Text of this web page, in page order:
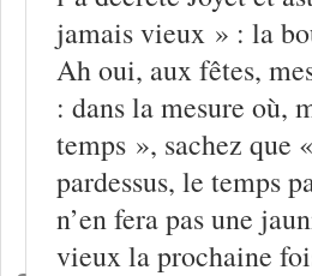
jamais vieux » : la
Ah oui, aux fêtes,
: dans la mesure où,
temps », sachez que
pardessus, le temps
n’en fera pas une
vieux la prochaine